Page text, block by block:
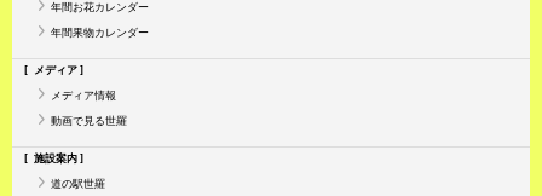
年間お花カレンダー
年間果物カレンダー
メディア
メディア情報
動画で見る世羅
施設案内
道の駅世羅